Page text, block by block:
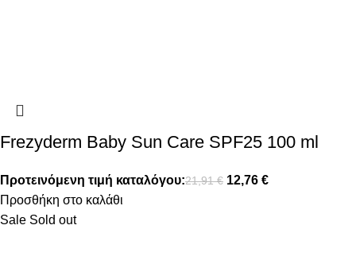
Frezyderm Baby Sun Care SPF25 100 ml
Προτεινόμενη τιμή καταλόγου:21,91€ 12,76 €
Προσθήκη στο καλάθι
Sale Sold out